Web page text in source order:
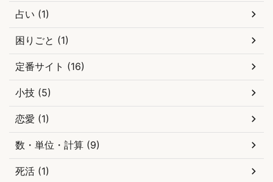
占い (1)
困りごと (1)
定番サイト (16)
小技 (5)
恋愛 (1)
数・単位・計算 (9)
死活 (1)